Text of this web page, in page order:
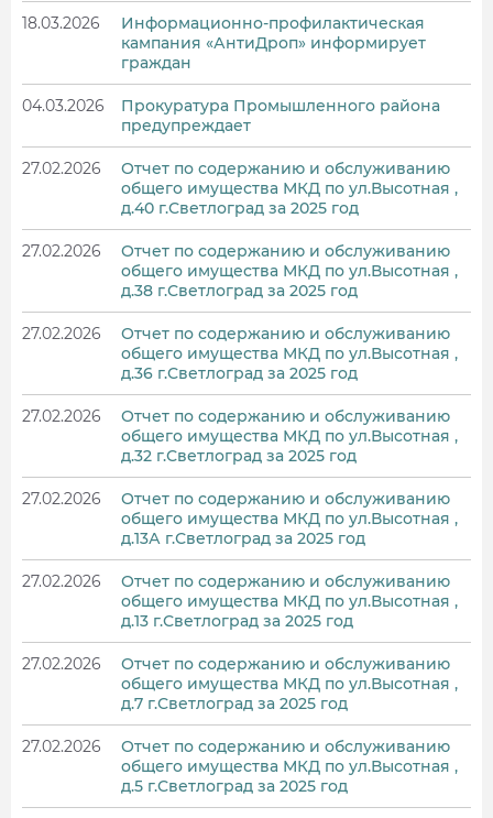
18.03.2026
Информационно-профилактическая
кампания «АнтиДроп» информирует
граждан
04.03.2026
Прокуратура Промышленного района
предупреждает
27.02.2026
Отчет по содержанию и обслуживанию
общего имущества МКД по ул.Высотная ,
д.40 г.Светлоград за 2025 год
27.02.2026
Отчет по содержанию и обслуживанию
общего имущества МКД по ул.Высотная ,
д.38 г.Светлоград за 2025 год
27.02.2026
Отчет по содержанию и обслуживанию
общего имущества МКД по ул.Высотная ,
д.36 г.Светлоград за 2025 год
27.02.2026
Отчет по содержанию и обслуживанию
общего имущества МКД по ул.Высотная ,
д.32 г.Светлоград за 2025 год
27.02.2026
Отчет по содержанию и обслуживанию
общего имущества МКД по ул.Высотная ,
д.13А г.Светлоград за 2025 год
27.02.2026
Отчет по содержанию и обслуживанию
общего имущества МКД по ул.Высотная ,
д.13 г.Светлоград за 2025 год
27.02.2026
Отчет по содержанию и обслуживанию
общего имущества МКД по ул.Высотная ,
д.7 г.Светлоград за 2025 год
27.02.2026
Отчет по содержанию и обслуживанию
общего имущества МКД по ул.Высотная ,
д.5 г.Светлоград за 2025 год